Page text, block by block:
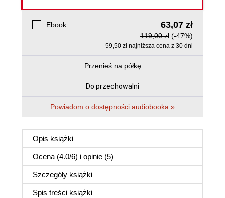
Ebook 63,07 zł
119,00 zł (-47%)
59,50 zł najniższa cena z 30 dni
Przenieś na półkę
Do przechowalni
Powiadom o dostępności audiobooka »
Opis książki
Ocena (4.0/6) i opinie (5)
Szczegóły książki
Spis treści książki